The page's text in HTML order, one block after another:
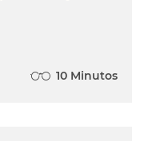
10 Minutos